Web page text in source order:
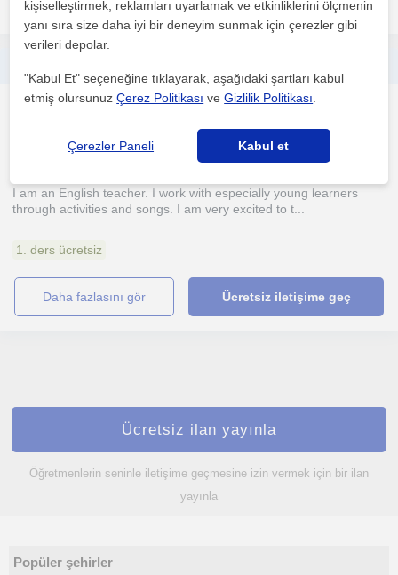
Ingilizce
Kusçular Samsun, Bafra, ...
I am an English teacher. I work with especially young learners
through activities and songs. I am very excited to t...
1. ders ücretsiz
daha fazlasını gör Ücretsiz iletişime geç
Ücretsiz ilan yayınla
Öğretmenlerin seninle iletişime geçmesine izin vermek için bir ilan
yayınla
Popüler şehirler
kişiselleştirmek, reklamları uyarlamak ve etkinliklerini ölçmenin
yanı sıra size daha iyi bir deneyim sunmak için çerezler gibi
verileri depolar.
"Kabul Et" seçeneğine tıklayarak, aşağıdaki şartları kabul
etmiş olursunuzÇerez Politikası veGizlilik Politikası
Çerezler Paneli Kabul et